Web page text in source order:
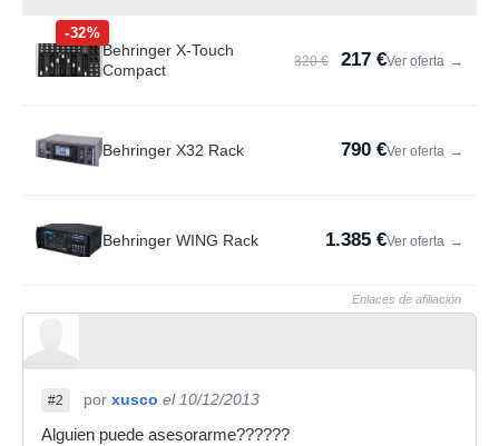
-32%
Behringer X-Touch
Compact
320 € 217 €Ver oferta →
Behringer X32 Rack 790 €Ver oferta →
Behringer WING Rack 1.385 €Ver oferta →
Enlaces de afiliación
#2 por xusco el 10/12/2013
Alguien puede asesorarme??????